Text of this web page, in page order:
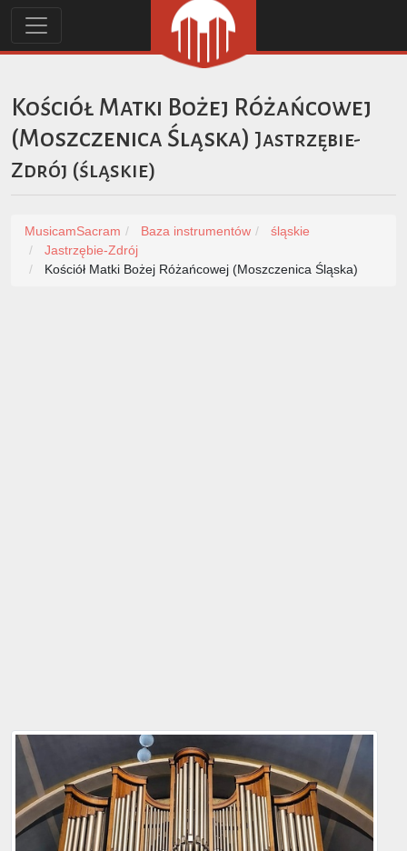
Kościół Matki Bożej Różańcowej
(Moszczenica Śląska) Jastrzębie-
Zdrój (śląskie)
MusicamSacram Baza instrumentów
śląskie
Jastrzębie-Zdrój
Kościół Matki Bożej Różańcowej (Moszczenica Śląska)